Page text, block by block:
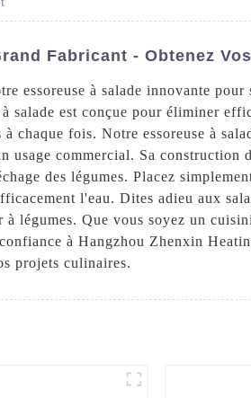
Fabricant - Obtenez
essoreuse à salade innovante
est conçue pour éliminer
chaque fois. Notre essoreuse à
commercial. Sa construction
des légumes. Placez
l'eau. Dites adieu aux
à légumes. Que vous soyez un
à Hangzhou Zhenxin
projets culinaires.